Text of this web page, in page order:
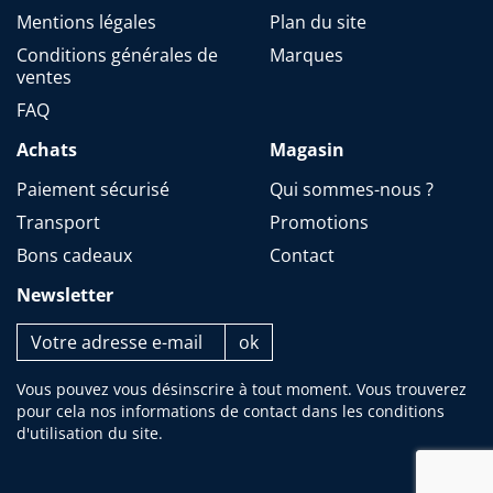
Mentions légales
Conditions générales de
ventes
FAQ
Plan du site
Marques
Achats
Paiement sécurisé
Transport
Bons cadeaux
Magasin
Qui sommes-nous ?
Promotions
Contact
Newsletter
Vous pouvez vous désinscrire à tout moment. Vous trouverez
pour cela nos informations de contact dans les conditions
d'utilisation du site.